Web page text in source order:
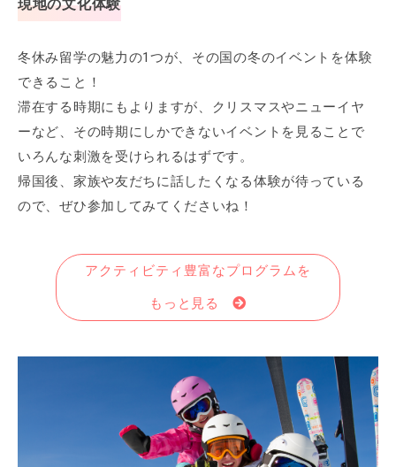
現地の文化体験
冬休み留学の魅力の1つが、その国の冬のイベントを体験
できること！
滞在する時期にもよりますが、クリスマスやニューイヤ
ーなど、その時期にしかできないイベントを見ることで
いろんな刺激を受けられるはずです。
帰国後、家族や友だちに話したくなる体験が待っている
ので、ぜひ参加してみてくださいね！
アクティビティ豊富なプログラムを
もっと見る